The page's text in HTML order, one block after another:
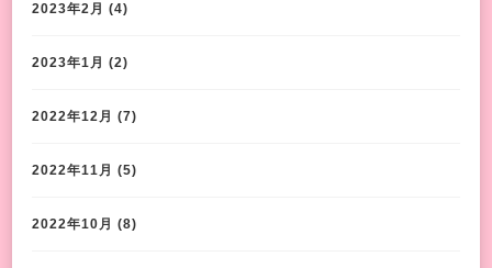
2023年2月 (4)
2023年1月 (2)
2022年12月 (7)
2022年11月 (5)
2022年10月 (8)